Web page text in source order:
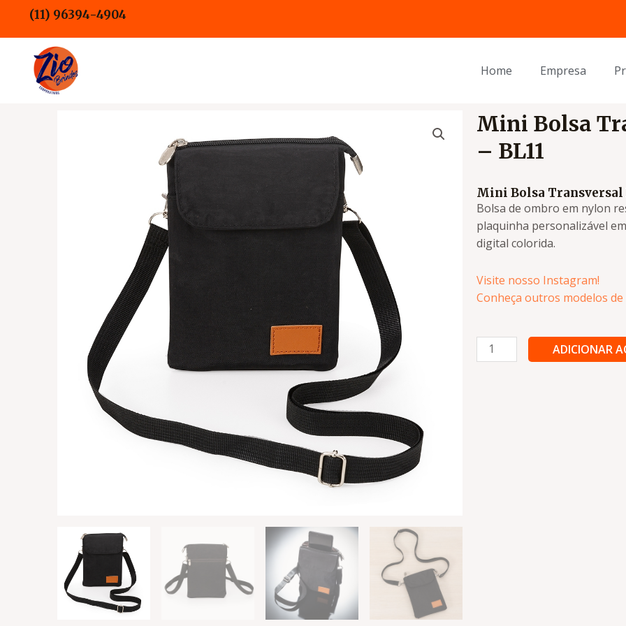
o
conteúdo
(11) 96394-4904
Home Empresa
Mini Bolsa
– BL11
Mini Bolsa Transversal
Bolsa de ombro em nylon
plaquinha personalizável
digital colorida.
Visite nosso Instagram!
Conheça outros modelos
Mini
Bolsa
ADICIONAR